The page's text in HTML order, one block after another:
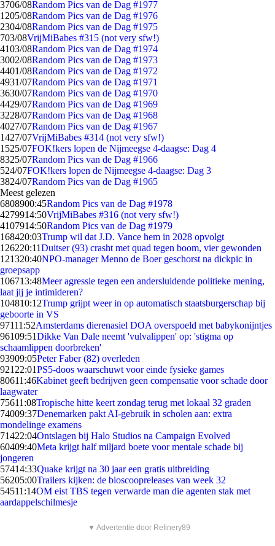
3706/08Random Pics van de Dag #1977
1205/08Random Pics van de Dag #1976
2304/08Random Pics van de Dag #1975
703/08VrijMiBabes #315 (not very sfw!)
4103/08Random Pics van de Dag #1974
3002/08Random Pics van de Dag #1973
4401/08Random Pics van de Dag #1972
4931/07Random Pics van de Dag #1971
3630/07Random Pics van de Dag #1970
4429/07Random Pics van de Dag #1969
3228/07Random Pics van de Dag #1968
4027/07Random Pics van de Dag #1967
1427/07VrijMiBabes #314 (not very sfw!)
1525/07FOK!kers lopen de Nijmeegse 4-daagse: Dag 4
8325/07Random Pics van de Dag #1966
524/07FOK!kers lopen de Nijmeegse 4-daagse: Dag 3
3824/07Random Pics van de Dag #1965
Meest gelezen
6808900:45Random Pics van de Dag #1978
4279914:50VrijMiBabes #316 (not very sfw!)
4107914:50Random Pics van de Dag #1979
168420:03Trump wil dat J.D. Vance hem in 2028 opvolgt
126220:11Duitser (93) crasht met quad tegen boom, vier gewonden
121320:40NPO-manager Menno de Boer geschorst na dickpic in
groepsapp
106713:48Meer agressie tegen een andersluidende politieke mening,
laat jij je intimideren?
104810:12Trump grijpt weer in op automatisch staatsburgerschap bij
geboorte in VS
97111:52Amsterdams dierenasiel DOA overspoeld met babykonijntjes
96109:51Dikke Van Dale neemt 'vulvalippen' op: 'stigma op
schaamlippen doorbreken'
93909:05Peter Faber (82) overleden
921 22:01PS5-doos waarschuwt voor einde fysieke games
80611:46Kabinet geeft bedrijven geen compensatie voor schade door
laagwater
75611:08Tropische hitte keert zondag terug met lokaal 32 graden
74009:37Denemarken pakt AI-gebruik in scholen aan: extra
mondelinge examens
71422:04Ontslagen bij Halo Studios na Campaign Evolved
60409:40Meta krijgt half miljard boete voor mentale schade bij
jongeren
57414:33Quake krijgt na 30 jaar een gratis uitbreiding
56205:00Trailers kijken: de bioscoopreleases van week 32
54511:14OM eist TBS tegen verwarde man die agenten stak met
aardappelschilmesje
▼ Advertentie door Refinery89